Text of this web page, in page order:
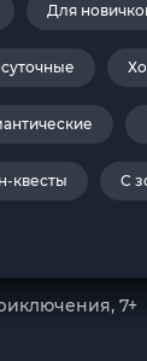
Для
квесты С
7+